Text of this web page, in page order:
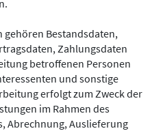
gehören Bestandsdaten,
Zahlungsdaten
betroffenen Personen
und sonstige
erfolgt zum Zweck der
im Rahmen des
Abrechnung, Auslieferung